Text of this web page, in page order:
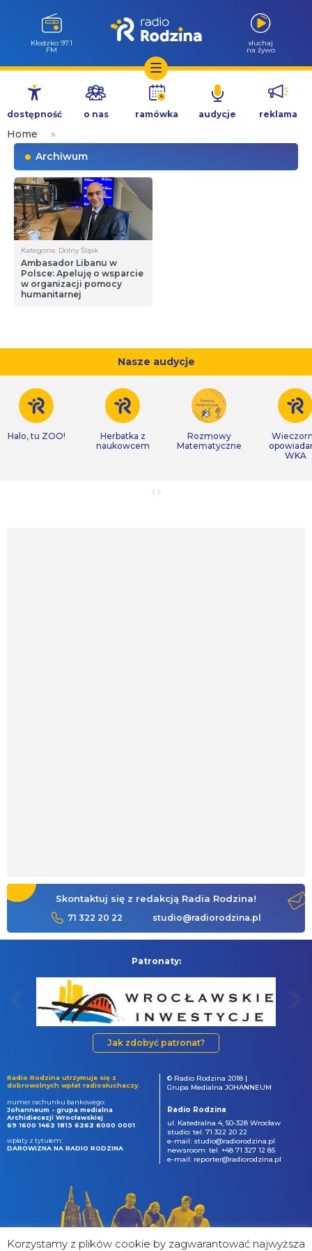
Przejdź
treści
Kłodzko 97.1
FM
słuchaj
na żywo
dostępność o nas ramówka audycje reklama
Home
»
Archiwum
Kategoria: Dolny Śląsk
Ambasador Libanu w
Polsce: Apeluję o wsparcie
w organizacji pomocy
humanitarnej
Nasze audycje
Halo, tu ZOO!
Herbatka z
naukowcem
Rozmowy
Matematyczne
WKA
Skontaktuj się z redakcją Radia Rodzina!
71 322 20 22 studio@radiorodzina.pl
Patronaty:
Jak zdobyć patronat?
Radio Rodzina utrzymuje się z
dobrowolnych wpłat radiosłuchaczy.
numer rachunku bankowego:
Johanneum - grupa medialna
Archidiecezji Wrocławskiej
69 1600 1462 1813 6262 6000 0001
wpłaty z tytułem:
DAROWIZNA NA RADIO RODZINA
© Radio Rodzina 2018 |
Grupa Medialna JOHANNEUM
Radio Rodzina
ul. Katedralna 4, 50-328 Wrocław
studio: tel. 71 322 20 22
e-mail: studio@radiorodzina.pl
newsroom: tel. +48 71 327 12 85
e-mail: reporter@radiorodzina.pl
Korzystamy z plików cookie by zagwarantować najwyższa